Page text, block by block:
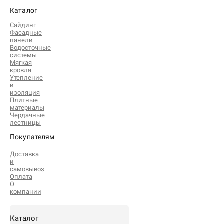
Каталог
Сайдинг
Фасадные
панели
Водосточные
системы
Мягкая
кровля
Утепление
и
изоляция
Плитные
материалы
Чердачные
лестницы
Покупателям
Доставка
и
самовывоз
Оплата
О
компании
Каталог